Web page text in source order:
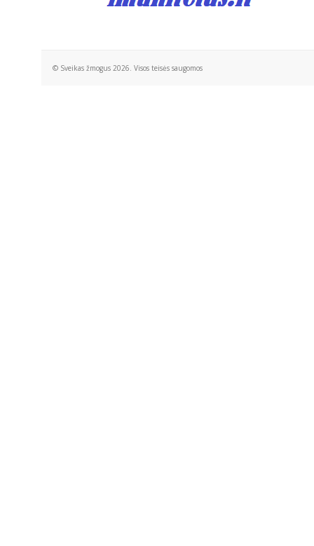
© Sveikas žmogus 2026. Visos teisės saugomos